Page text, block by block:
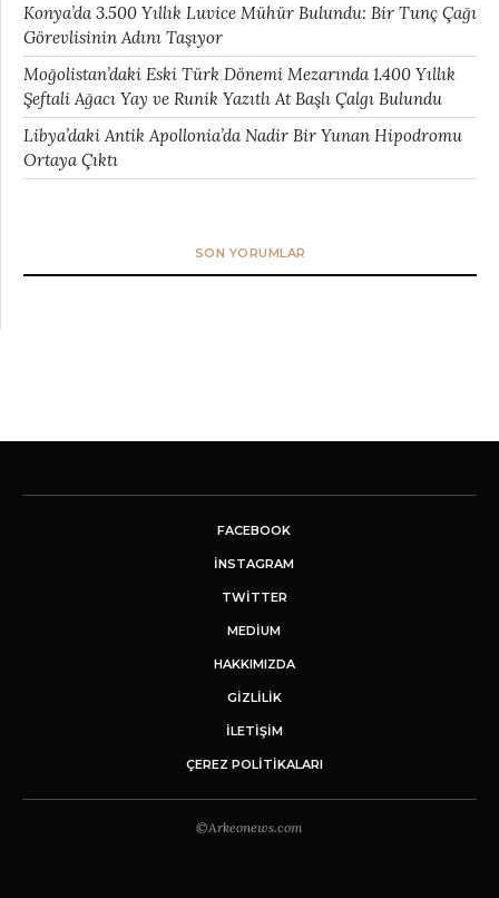
Konya’da 3.500 Yıllık Luvice Mühür Bulundu: Bir Tunç Çağı
Görevlisinin Adını Taşıyor
Moğolistan’daki Eski Türk Dönemi Mezarında 1.400 Yıllık
Şeftali Ağacı Yay ve Runik Yazıtlı At Başlı Çalgı Bulundu
Libya’daki Antik Apollonia’da Nadir Bir Yunan Hipodromu
Ortaya Çıktı
SON YORUMLAR
FACEBOOK
INSTAGRAM
TWITTER
MEDIUM
HAKKIMIZDA
GİZLİLİK
İLETIŞIM
ÇEREZ POLITIKALARI
©Arkeonews.com